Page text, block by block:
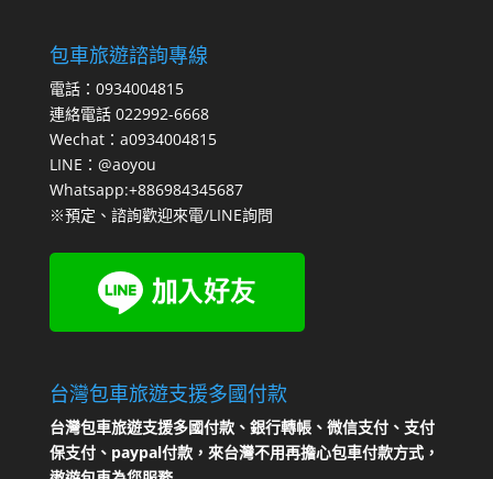
包車旅遊諮詢專線
電話：0934004815
連絡電話 022992-6668
Wechat：a0934004815
LINE：@aoyou
Whatsapp:+886984345687
※預定、諮詢歡迎來電/LINE詢問
台灣包車旅遊支援多國付款
台灣包車旅遊支援多國付款、銀行轉帳、微信支付、支付
保支付、paypal付款，來台灣不用再擔心包車付款方式，